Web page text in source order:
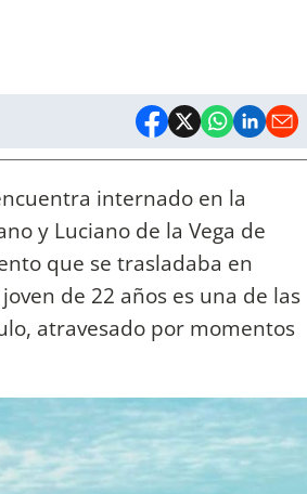
internado en la
y Luciano de la Vega de
que se trasladaba en
de 22 años es una de las
atravesado por momentos